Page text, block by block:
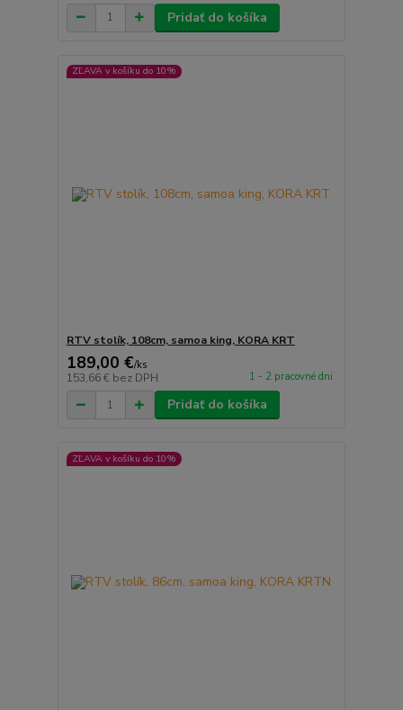
Pridať do košíka
ZĽAVA v košíku do 10%
RTV stolík, 108cm, samoa king, KORA KRT
189,00 €/ks
153,66 € bez DPH 1 - 2 pracovné dni
Pridať do košíka
ZĽAVA v košíku do 10%